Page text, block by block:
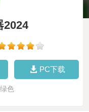
2024
PC下载
色